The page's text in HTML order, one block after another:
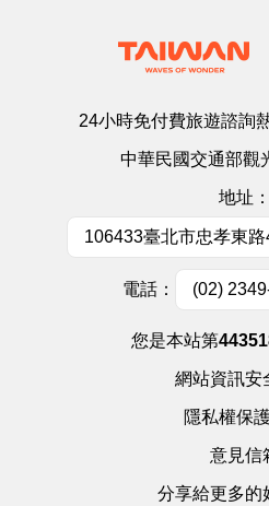
24小時免付費旅遊諮詢
中華民國交通部觀
地址：
106433臺北市忠孝東
電話： (02)
您是本站第
網站資訊安
隱私權保
意見信
分享給更多的